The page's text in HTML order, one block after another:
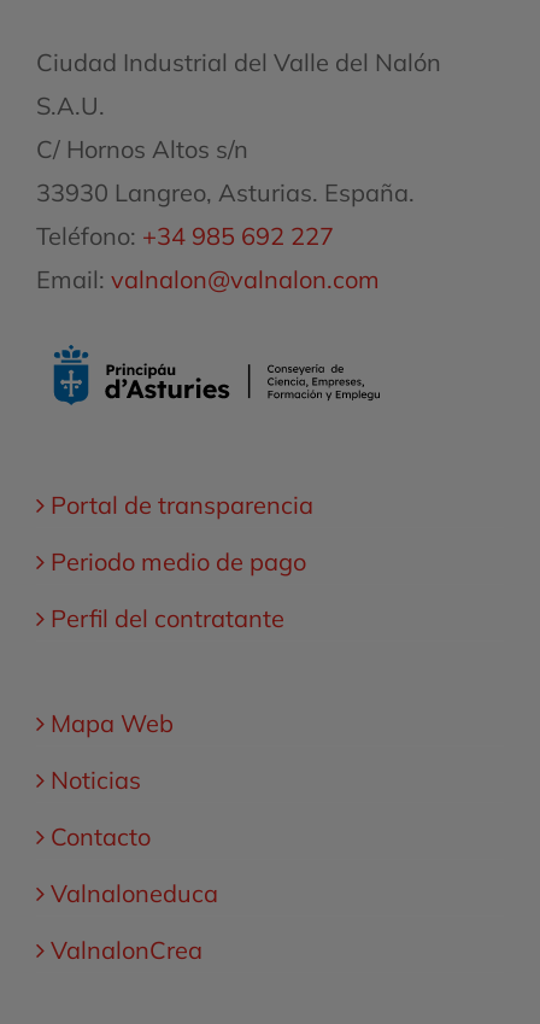
Ciudad Industrial del Valle del Nalón
S.A.U.
C/ Hornos Altos s/n
33930 Langreo, Asturias. España.
Teléfono: +34 985 692 227
Email: valnalon@valnalon.com
Portal de transparencia
Periodo medio de pago
Perfil del contratante
Mapa Web
Noticias
Contacto
Valnaloneduca
ValnalonCrea